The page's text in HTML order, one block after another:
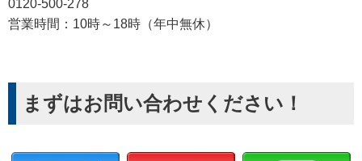
0120-500-278
営業時間：10時～18時（年中無休）
まずはお問い合わせください！